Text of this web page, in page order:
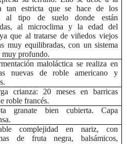
tan estricta que se hace de los
al tipo de suelo donde están
al microclima y la edad del
que al tratarse de viñedos viejos
muy equilibradas, con un sistema
muy profundo.
maloláctica se realiza en
nuevas de roble americano y
crianza: 20 meses en barricas
roble francés.
granate bien cubierta. Capa
complejidad en nariz, con
de fruta negra, balsámicos,